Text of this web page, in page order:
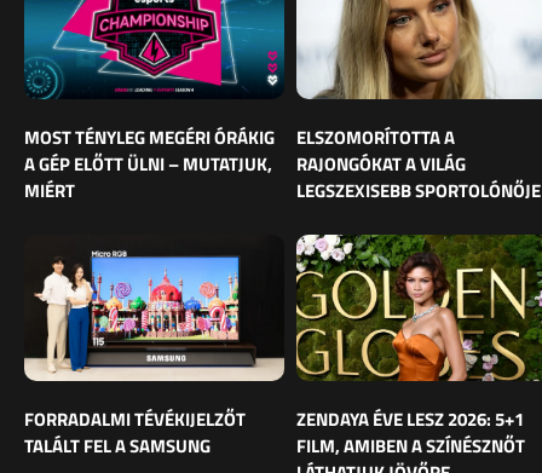
MOST TÉNYLEG MEGÉRI ÓRÁKIG
A GÉP ELŐTT ÜLNI – MUTATJUK,
MIÉRT
ELSZOMORÍTOTTA A
RAJONGÓKAT A VILÁG
LEGSZEXISEBB SPORTOLÓNŐJE
FORRADALMI TÉVÉKIJELZŐT
TALÁLT FEL A SAMSUNG
ZENDAYA ÉVE LESZ 2026: 5+1
FILM, AMIBEN A SZÍNÉSZNŐT